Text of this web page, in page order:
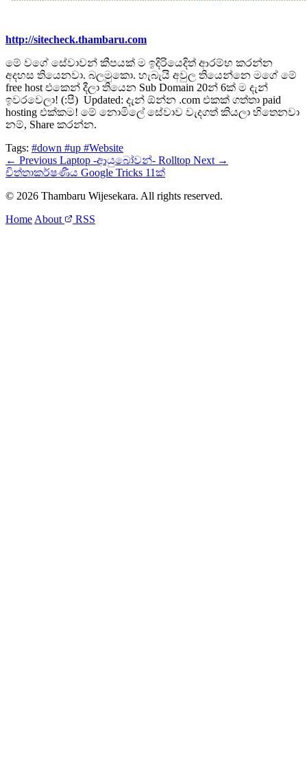
http://sitecheck.thambaru.com
මේ වගේ සේවාවන් කීපයක් ම ඉදිරියෙදිත් ආරම්භ කරන්න
අදහස තියෙනවා. බලමුකො. හැබැයි අවුල තියෙන්නෙ මගේ මේ
free host එකෙන් දීලා තියෙන Sub Domain 20න් 6ක් ම දැන්
ඉවරවෙලා! (:පී) Updated: දැන් ඕන්න .com එකක් ගත්තා paid
hosting එක්කම! මේ නොමිලේ සේවාව වැදගත් කියලා හිතෙනවා
නම්, Share කරන්න.
Tags: #down #up #Website
← Previous Laptop -ආයුබෝවන්- Rolltop Next →
චිත්‍තාකර්ෂණීය Google Tricks 11ක්
© 2026 Thambaru Wijesekara. All rights reserved.
Home About RSS